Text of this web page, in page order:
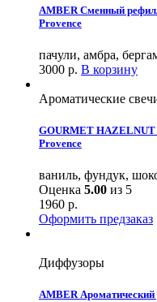
AMBER Сменный
Provence
пачули, амбра,
3000 р. В корзину
Ароматические
GOURMET HAZELNUT
Provence
ваниль, фундук,
Оценка 5.00 из 5
1960 р.
Оформить предзаказ
Диффузоры
AMBER